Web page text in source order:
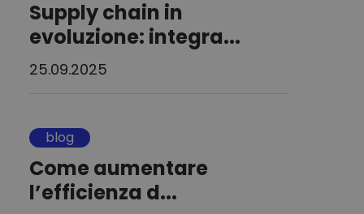
Supply chain in
evoluzione: integra...
25.09.2025
blog
Come aumentare
l’efficienza d...